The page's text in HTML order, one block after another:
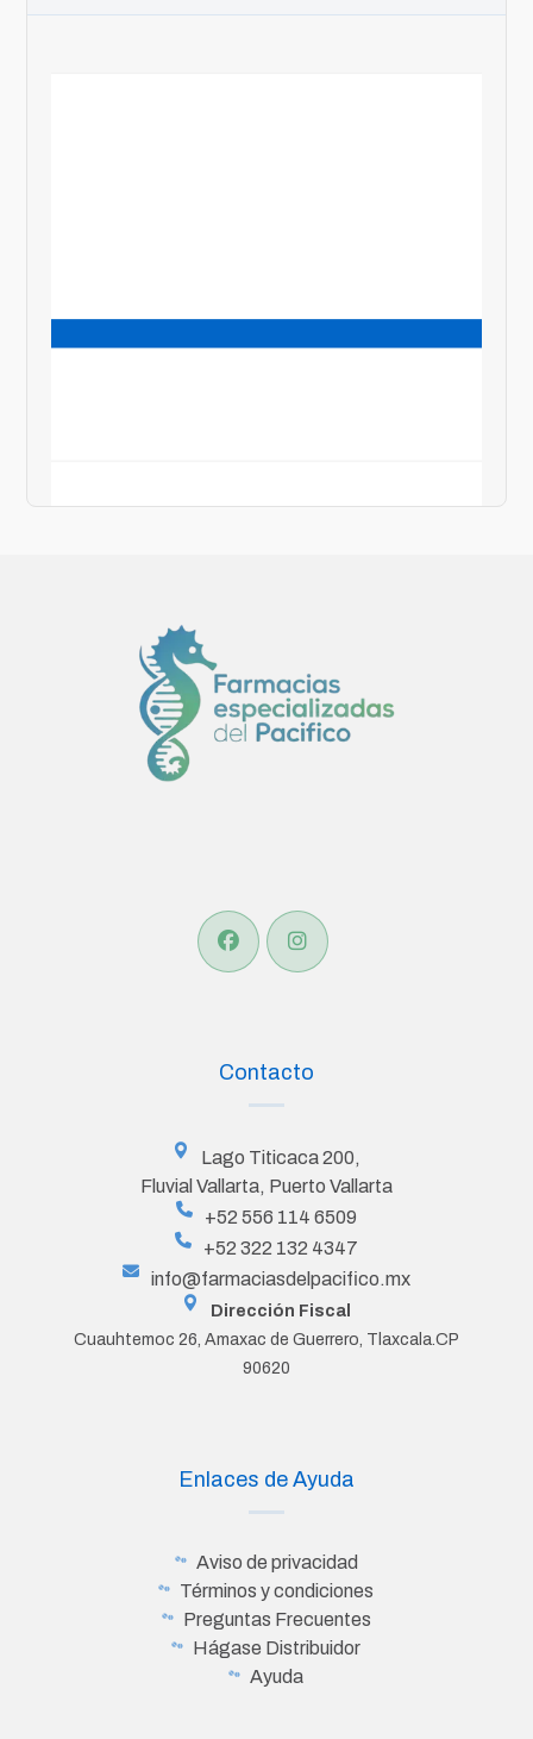
Contacto
Lago Titicaca 200,
Fluvial Vallarta, Puerto Vallarta
+52 556 114 6509
+52 322 132 4347
info@farmaciasdelpacifico.mx
Dirección Fiscal
Cuauhtemoc 26, Amaxac de Guerrero, Tlaxcala.CP
90620
Enlaces de Ayuda
Aviso de privacidad
Términos y condiciones
Preguntas Frecuentes
Hágase Distribuidor
Ayuda